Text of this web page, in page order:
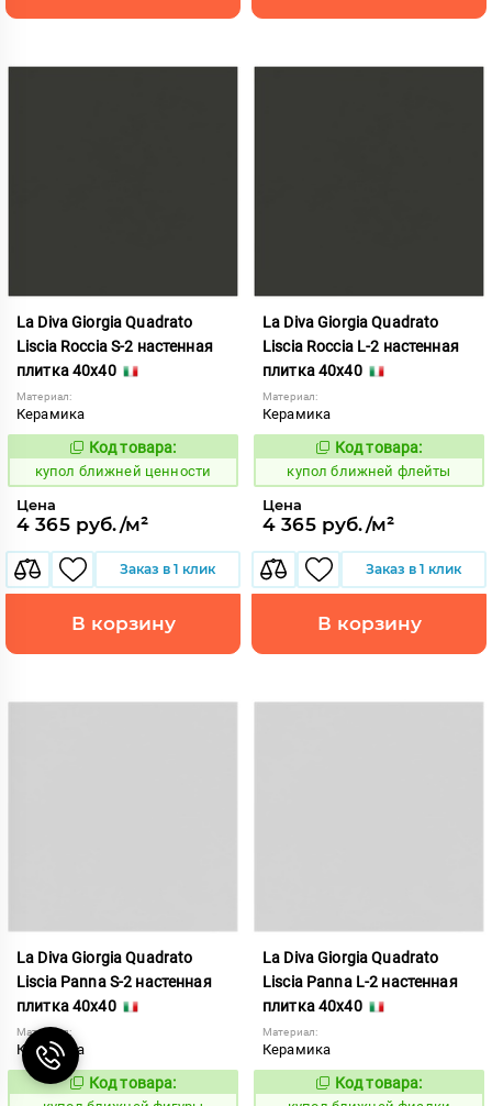
La Diva Giorgia Quadrato
Liscia Roccia S-2 настенная
плитка 40x40
Материал:
Керамика
844492
Код товара:
купол ближней ценности
Цена
4 365 руб./м²
Заказ в 1 клик
В корзину
La Diva Giorgia Quadrato
Liscia Roccia L-2 настенная
плитка 40x40
Материал:
Керамика
844491
Код товара:
купол ближней флейты
Цена
4 365 руб./м²
Заказ в 1 клик
В корзину
La Diva Giorgia Quadrato
Liscia Panna S-2 настенная
плитка 40x40
Материал:
Керамика
844490
Код товара:
La Diva Giorgia Quadrato
Liscia Panna L-2 настенная
плитка 40x40
Материал:
Керамика
844489
Код товара: